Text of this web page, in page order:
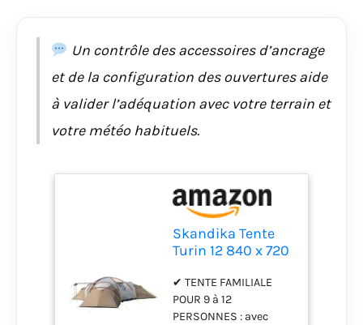
ventilation ✔ Idéale
beaucoup de place -
que ce soit pour les
vacances ou pour une
fête ! Complet avec
instructions de
montage et sardines
Un contrôle des accessoires d’ancrage
et de la configuration des ouvertures aide
à valider l’adéquation avec votre terrain et
votre météo habituels.
Skandika Tente
Turin 12 840 x 720
✔ TENTE FAMILIALE
POUR 9 à 12
PERSONNES : avec